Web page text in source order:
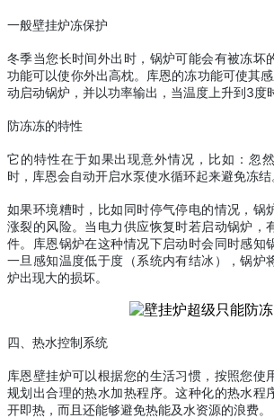
一般壁挂炉冻保护
冬季当您长时间外出时，锅炉可能会有被冻坏
功能可以使你外出高枕。库恩的冻功能可使其
动启动锅炉，并以功率输出，当温度上升到3度
防冻冻的特性
它的特性在于如果出现意外情况，比如：忽
时，库恩会自动开启水泵使水循环起来避免冻结
如果环境糟时，比如同时停气停电的情况，锅
涨裂的风险。当电力供应恢复时若启动锅炉，
件。库恩锅炉在这种情况下启动时会同时感知
一旦感知温度低于度（系统内有结冰），锅炉
炉出现大的损坏。
四、 热水控制系统
库恩壁挂炉可以根据您的生活习惯，按照您使
规划出合理的热水加热程序。这种化的热水程
开即热，而且还能够避免热能及水资源的浪费。